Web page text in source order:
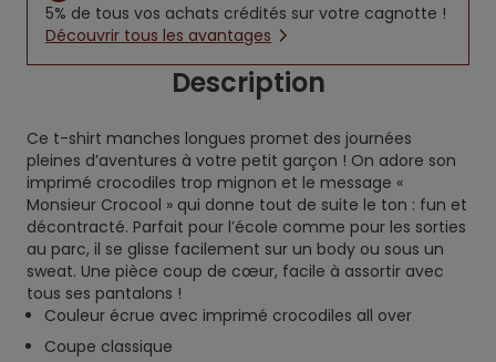
5% de tous vos achats crédités sur votre cagnotte !
Découvrir tous les avantages
Description
Ce t-shirt manches longues promet des journées
pleines d’aventures à votre petit garçon ! On adore son
imprimé crocodiles trop mignon et le message «
Monsieur Crocool » qui donne tout de suite le ton : fun et
décontracté. Parfait pour l’école comme pour les sorties
au parc, il se glisse facilement sur un body ou sous un
sweat. Une pièce coup de cœur, facile à assortir avec
tous ses pantalons !
Couleur écrue avec imprimé crocodiles all over
Coupe classique